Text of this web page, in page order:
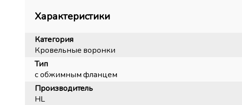
Характеристики
Категория
Кровельные воронки
Тип
с обжимным фланцем
Производитель
HL